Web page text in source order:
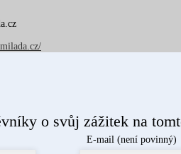
o svůj zážitek na
E-mail (není povinný)